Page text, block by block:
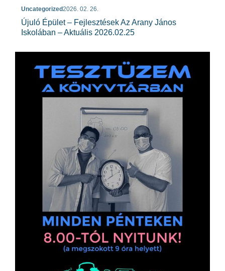
Uncategorized2026. 02. 26.
Újuló Épület – Fejlesztések Az Arany János
Iskolában – Aktuális 2026.02.25